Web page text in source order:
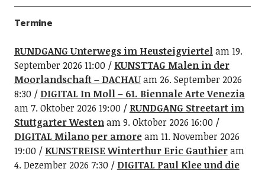
Termine
RUNDGANG Unterwegs im Heusteigviertelam 19.
September 2026 11:00
KUNSTTAG Malen in der
Moorlandschaft – DACHAUam 26. September 2026
8:30
DIGITAL In Moll – 61. Biennale Arte Venezia
am 7. Oktober 2026 19:00
RUNDGANG Streetart im
Stuttgarter Westenam 9. Oktober 2026 16:00
DIGITAL Milano per amoream 11. November 2026
19:00
KUNSTREISE Winterthur Eric Gauthieram
4. Dezember 2026 7:30
DIGITAL Paul Klee und die